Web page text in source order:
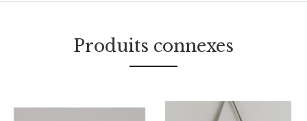
Produits connexes